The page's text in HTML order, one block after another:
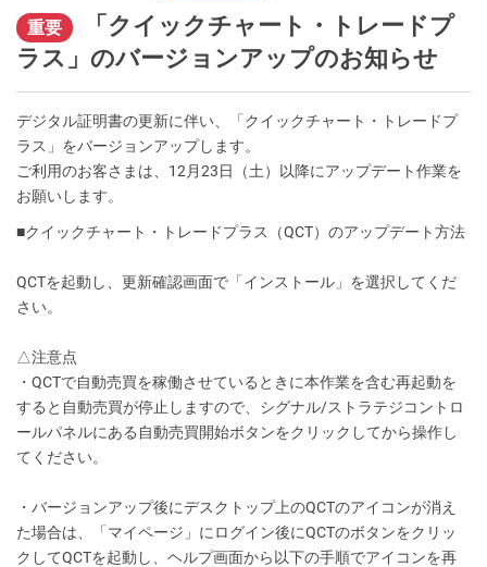
重要
「クイックチャート・トレードプ
ラス」のバージョンアップのお知らせ
デジタル証明書の更新に伴い、「クイックチャート・トレードプ
ラス」をバージョンアップします。
ご利用のお客さまは、12月23日（土）以降にアップデート作業を
お願いします。
■クイックチャート・トレードプラス（QCT）のアップデート方法
QCTを起動し、更新確認画面で「インストール」を選択してくだ
さい。
△注意点
・QCTで自動売買を稼働させているときに本作業を含む再起動を
すると自動売買が停止しますので、シグナル/ストラテジコントロ
ールパネルにある自動売買開始ボタンをクリックしてから操作し
てください。
・バージョンアップ後にデスクトップ上のQCTのアイコンが消え
た場合は、「マイページ」にログイン後にQCTのボタンをクリッ
クしてQCTを起動し、ヘルプ画面から以下の手順でアイコンを再